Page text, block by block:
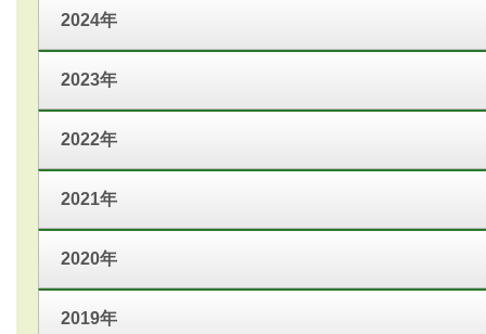
2024年
2023年
2022年
2021年
2020年
2019年